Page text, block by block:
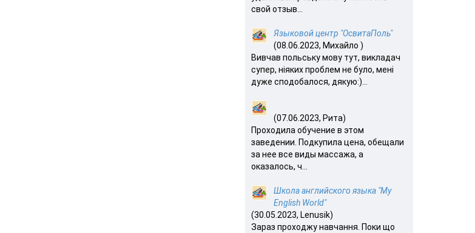
свой отзыв...
Языковой центр "ОсвитаПоль"
(08.06.2023, Михайло )
Вивчав польську мову тут, викладач
супер, ніяких проблем не було, мені
дуже сподобалося, дякую:)...
(07.06.2023, Рита)
Проходила обучение в этом
заведении. Подкупила цена, обещали
за нее все виды массажа, а
оказалось, ч...
Школа английского языка "My
English World"
(30.05.2023, Lenusik)
Зараз проходжу навчання. Поки що